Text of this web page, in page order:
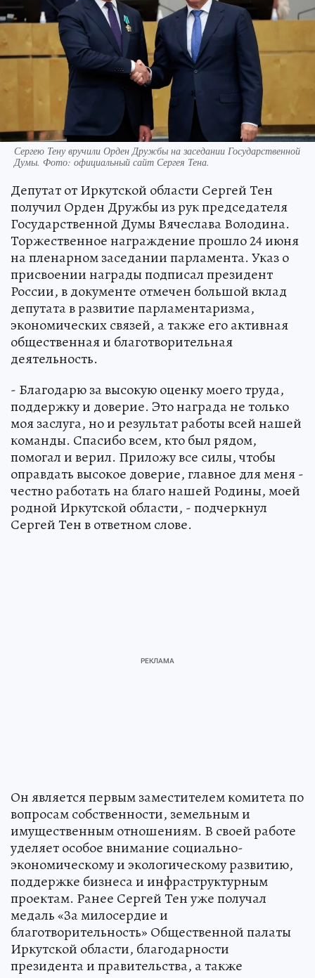
Сергею Тену вручили Орден Дружбы на заседании Государственной
Думы. Фото: официальный сайт Сергея Тена.
Депутат от Иркутской области Сергей Тен
получил Орден Дружбы из рук председателя
Государственной Думы Вячеслава Володина.
Торжественное награждение прошло 24 июня
на пленарном заседании парламента. Указ о
присвоении награды подписал президент
России, в документе отмечен большой вклад
депутата в развитие парламентаризма,
экономических связей, а также его активная
общественная и благотворительная
деятельность.
- Благодарю за высокую оценку моего труда,
поддержку и доверие. Это награда не только
моя заслуга, но и результат работы всей нашей
команды. Спасибо всем, кто был рядом,
помогал и верил. Приложу все силы, чтобы
оправдать высокое доверие, главное для меня -
честно работать на благо нашей Родины, моей
родной Иркутской области, - подчеркнул
Сергей Тен в ответном слове.
Он является первым заместителем комитета по
вопросам собственности, земельным и
имущественным отношениям. В своей работе
уделяет особое внимание социально-
экономическому и экологическому развитию,
поддержке бизнеса и инфраструктурным
проектам. Ранее Сергей Тен уже получал
медаль «За милосердие и
благотворительность» Общественной палаты
Иркутской области, благодарности
президента и правительства, а также